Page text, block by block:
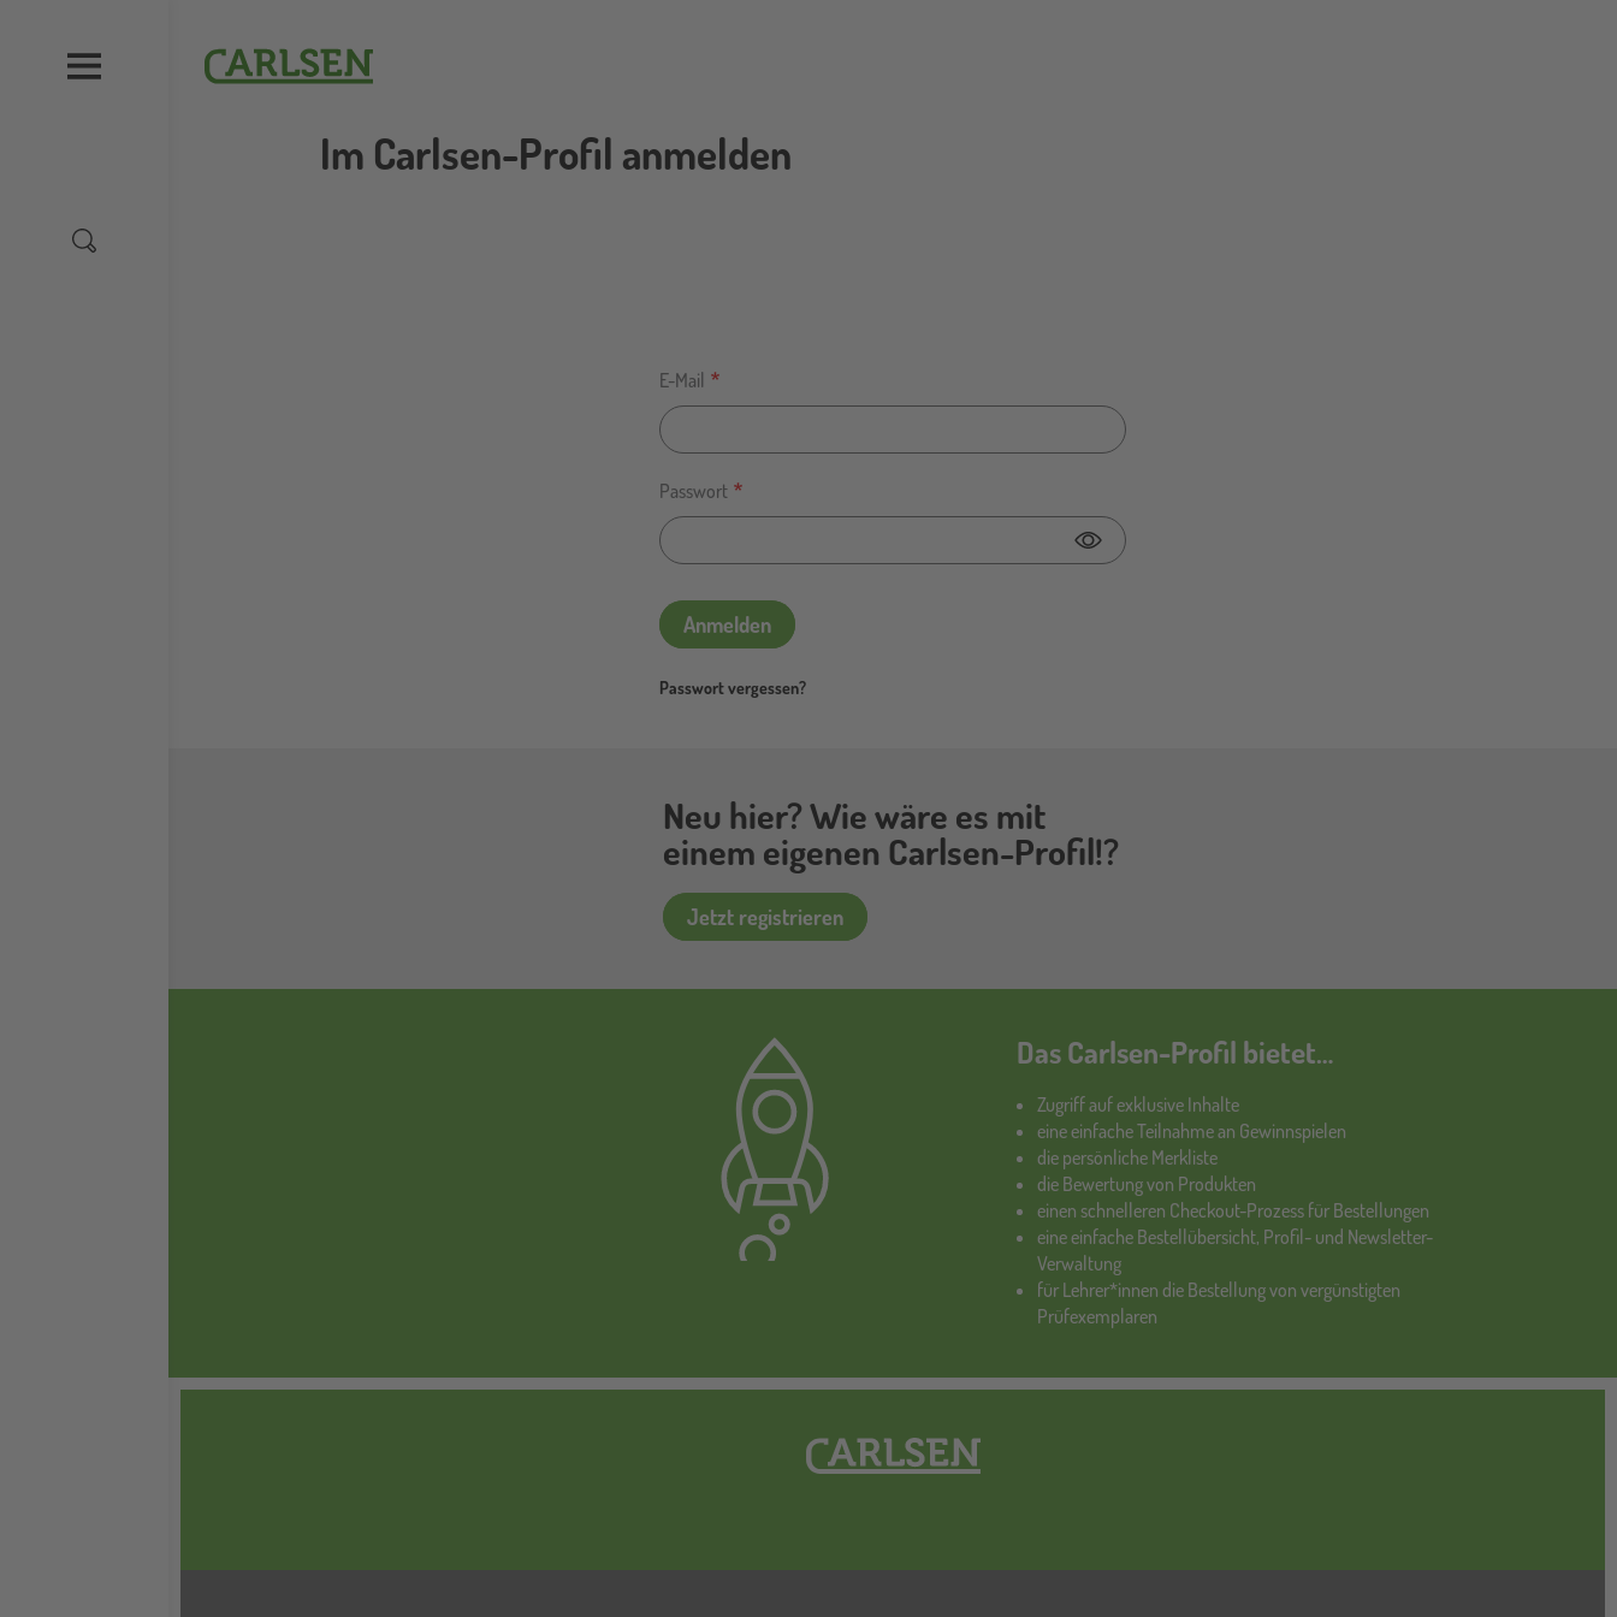
Carlsen
Im Carlsen-Profil anmelden
E-Mail
Passwort
Passwort anzeigen
Anmelden
Passwort vergessen?
Neu hier? Wie wäre es mit
einem eigenen Carlsen-Profil!?
Jetzt registrieren
Das Carlsen-Profil bietet…
Zugriff auf exklusive Inhalte
eine einfache Teilnahme an Gewinnspielen
die persönliche Merkliste
die Bewertung von Produkten
einen schnelleren Checkout-Prozess für Bestellungen
eine einfache Bestellübersicht, Profil- und Newsletter-
Verwaltung
für Lehrer*innen die Bestellung von vergünstigten
Prüfexemplaren